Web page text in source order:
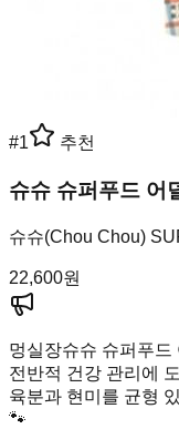
#1 추천
슈슈 슈퍼푸드 어
슈슈(Chou Chou)
22,600원
멍실장슈슈 슈퍼푸드
전반적 건강 관리에
육분과 현미를 균형
🐾